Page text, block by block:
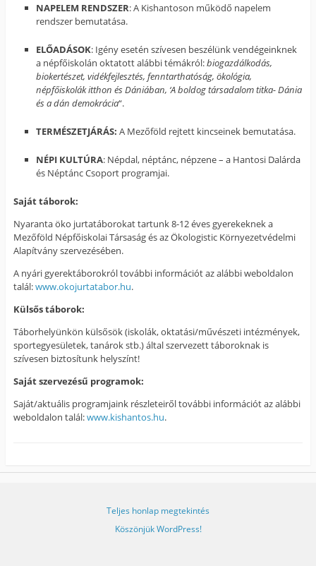
NAPELEM RENDSZER: A Kishantoson működő napelem
rendszer bemutatása.
ELŐADÁSOK: Igény esetén szívesen beszélünk vendégeinknek
a népfőiskolán oktatott alábbi témákról:biogazdálkodás,
biokertészet, vidékfejlesztés, fenntarthatóság, ökológia,
népfőiskolák itthon és Dániában, ‘A boldog társadalom titka- Dánia
és a dán demokrácia“.
TERMÉSZETJÁRÁS: A Mezőföld rejtett kincseinek bemutatása.
NÉPI KULTÚRA: Népdal, néptánc, népzene – a Hantosi Dalárda
és Néptánc Csoport programjai.
Saját táborok:
Nyaranta öko jurtatáborokat tartunk 8-12 éves gyerekeknek a
Mezőföld Népfőiskolai Társaság és az Ökologistic Környezetvédelmi
Alapítvány szervezésében.
A nyári gyerektáborokról további információt az alábbi weboldalon
talál:www.okojurtatabor.hu.
Külsős táborok:
Táborhelyünkön külsősök (iskolák, oktatási/művészeti intézmények,
sportegyesületek, tanárok stb.) által szervezett táboroknak is
szívesen biztosítunk helyszínt!
Saját szervezésű programok:
Saját/aktuális programjaink részleteiről további információt az alábbi
weboldalon talál:www.kishantos.hu.
Teljes honlap megtekintés
Köszönjük WordPress!